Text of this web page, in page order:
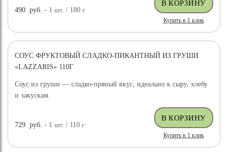
490 руб. - 1шт. / 180г
Купить в 1 клик
СОУС ФРУКТОВЫЙ СЛАДКО-ПИКАНТНЫЙ ИЗ ГРУШИ
«LAZZARIS» 110Г
Соус из груши — сладко-пряный вкус, идеально к сыру, хлебу
и закускам.
729 руб. - 1шт. / 110г
Купить в 1 клик